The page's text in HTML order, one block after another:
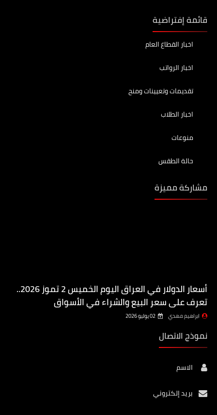
قائمة إفتراضية
اخبار القطاع العام
اخبار الرواتب
تقديمات وتعيينات ومنح
اخبار الطلاب
منوعات
حالة الطقس
مشاركة مميزة
تعرف على سعر البيع والشراء في الأسواق
ابراهيم مهدي
نموذج الاتصال